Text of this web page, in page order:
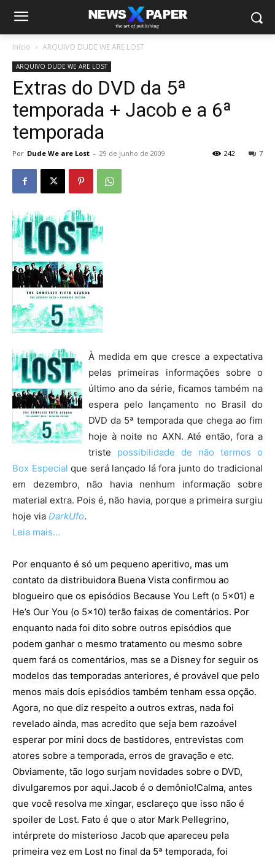
Início ARQUIVO DUDE WE ARE LOST
ARQUIVO DUDE WE ARE LOST
Extras do DVD da 5ª
temporada + Jacob e a 6ª
temporada
Por Dude We are Lost - 29 de junho de 2009 7
242
À medida em que cresce a expectativa
pelas primeiras informações sobre o
último ano da série, ficamos também na
espera pelo lançamento no Brasil do
DVD da 5ª temporada que chega ao fim
hoje à noite no AXN. Até então, fora a
triste possibilidade de não termos o
Box Especial que será lançado lá fora junto do tradicional
em dezembro, não havia nenhum informação sobre
material extra. Pois é, não havia, porque a primeira surgiu
hoje via DarkUfo.
Leia mais…
Por enquanto é só um pequeno aperitivo, mas um
contato da distribuidora Buena Vista confirmou ao
blogueiro que os episódios Because You Left (o 5×01) e
He’s Our You (o 5×10) terão faixas de comentários. Por
enquanto nada foi dito sobre outros episódios que
podem ganhar o mesmo tratamento ou mesmo sobre
quem fará os comentários, mas se a Disney for seguir os
modelos das temporadas anteriores, é provável que pelo
menos mais dois episódios também tenham essa opção.
Agora, no que diz respeito a outros extras, nada foi
revelado ainda, mas acredito que seja bem razoável
esperar por mini docs de bastidores, entrevistas com
atores sobre a temporada, erros de gravação e etc.
Obviamente, tão logo surjam novidades sobre o DVD,
divulgaremos por aqui.Jacob é o demônio!Calma, antes
que você resolva me xingar, esclareço que isso não é
spoiler de Lost. Fato é que o ator Mark Pellegrino,
intérprete do misterioso Jacob que apareceu pela
primeira vez em Lost no final da 5ª temporada, foi